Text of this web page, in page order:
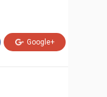
Google+